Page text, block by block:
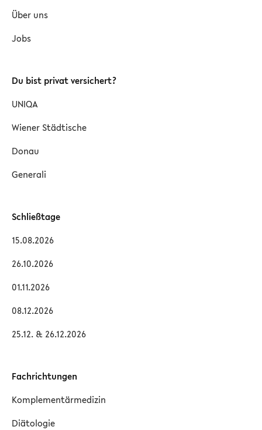
Über uns
Jobs
Du bist privat versichert?
UNIQA
Wiener Städtische
Donau
Generali
Schließtage
15.08.2026
26.10.2026
01.11.2026
08.12.2026
25.12. & 26.12.2026
Fachrichtungen
Komplementärmedizin
Diätologie